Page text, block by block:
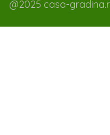
@2025 casa-